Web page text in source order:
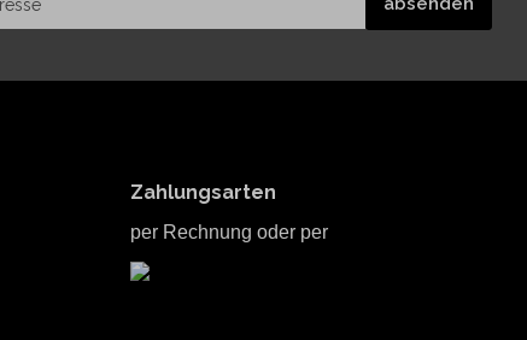
Zahlungsarten
per Rechnung oder per